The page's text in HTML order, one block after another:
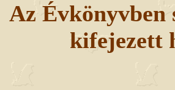
Az Évkönyvben
kifejezett